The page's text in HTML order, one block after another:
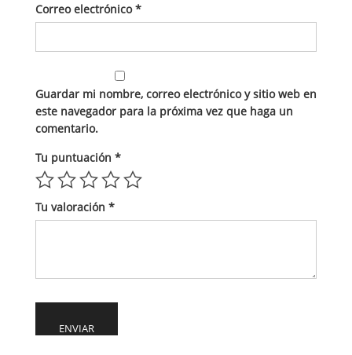
Correo electrónico*
Guardar mi nombre, correo electrónico y sitio web en
este navegador para la próxima vez que haga un
comentario.
Tu puntuación *
Tu valoración *